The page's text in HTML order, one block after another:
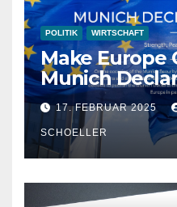
POLITIK WIRTSCHAFT
Make Europe
Munich
Strength,
Freedom
17. FEBRUAR 2025
SCHOELLER